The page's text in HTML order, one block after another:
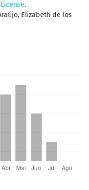
.
Elizabeth de los